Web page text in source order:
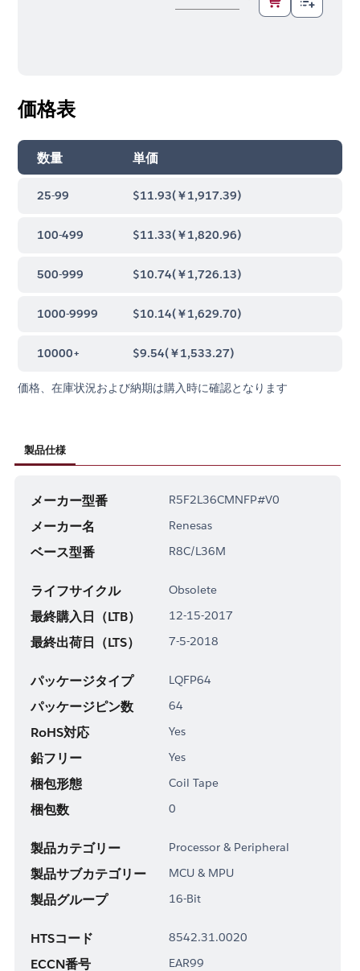
価格表
数量 単価
25-99 $11.93(￥1,917.39)
100-499 $11.33(￥1,820.96)
500-999 $10.74(￥1,726.13)
1000-9999 $10.14(￥1,629.70)
10000+ $9.54(￥1,533.27)
価格、在庫状況および納期は購入時に確認となります
製品仕様
メーカー型番 R5F2L36CMNFP#V0
メーカー名 Renesas
ベース型番 R8C/L36M
ライフサイクル Obsolete
最終購入日（LTB） 12-15-2017
最終出荷日（LTS） 7-5-2018
パッケージタイプ LQFP64
パッケージピン数 64
RoHS対応 Yes
鉛フリー Yes
梱包形態 Coil Tape
梱包数 0
製品カテゴリー Processor & Peripheral
製品サブカテゴリー MCU & MPU
製品グループ 16-Bit
HTSコード 8542.31.0020
ECCN番号 EAR99